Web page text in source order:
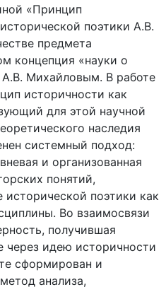
«Принцип
поэтики А.В.
предмета
концепция «науки о
А.В. Михайловым. В работе
историчности как
для этой научной
наследия
системный подход:
и организованная
понятий,
поэтики как
Во взаимосвязи
получившая
через идею историчности
сформирован и
анализа,